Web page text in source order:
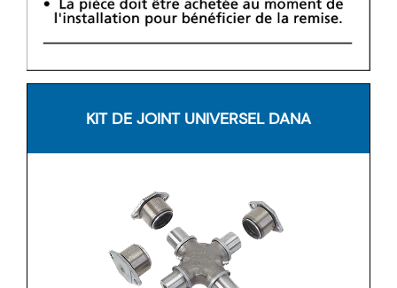
KIT DE JOINT UNIVERSEL DANA